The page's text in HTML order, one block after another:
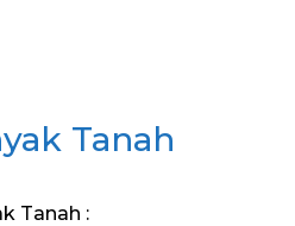
Tanah
Tanah :